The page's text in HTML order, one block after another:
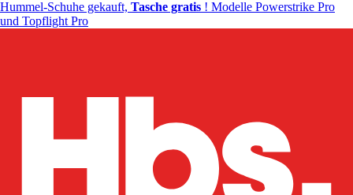
Hummel-Schuhe gekauft, Tasche gratis ! Modelle Powerstrike Pro
und Topflight Pro